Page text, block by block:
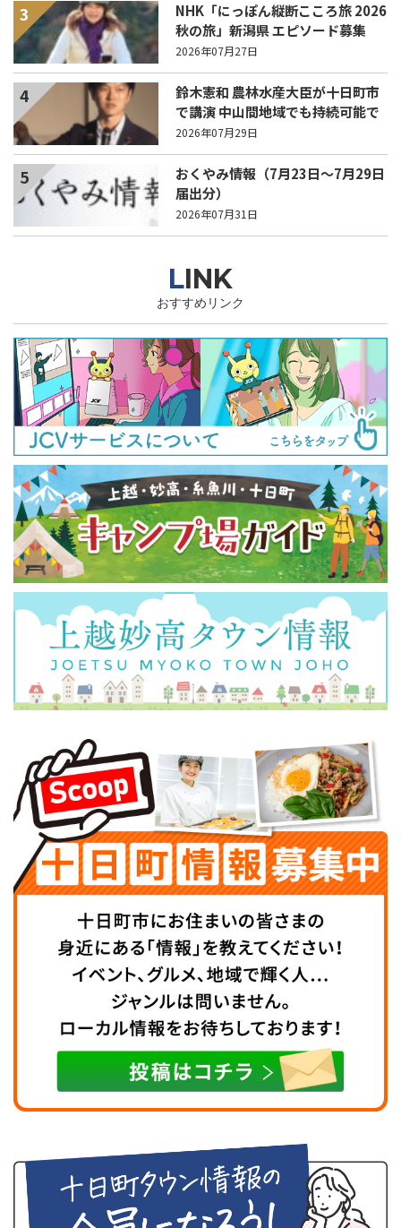
3
NHK「にっぽん縦断こころ旅 2026
秋の旅」新潟県 エピソード募集
中！
2026年07月27日
4
鈴木憲和 農林水産大臣が十日町市
で講演 中山間地域でも持続可能で
稼げる農業とは？
2026年07月29日
5
おくやみ情報（7月23日～7月29日
届出分）
2026年07月31日
LINK
おすすめリンク